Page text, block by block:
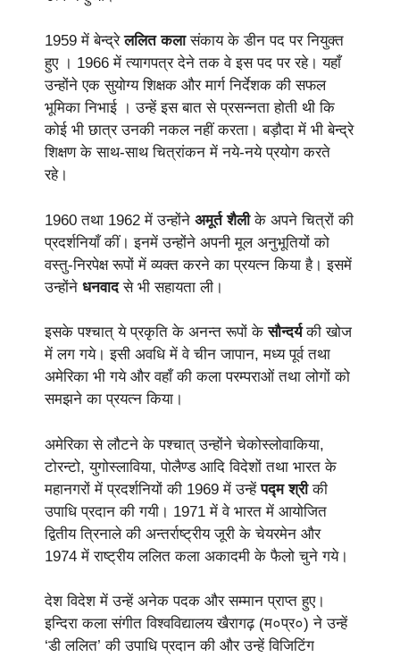
1959 में बेन्द्रेललित कलासंकाय के डीन पद पर नियुक्त
हुए । 1966 में त्यागपत्र देने तक वे इस पद पर रहे। यहाँ
उन्होंने एक सुयोग्य शिक्षक और मार्ग निर्देशक की सफल
भूमिका निभाई । उन्हें इस बात से प्रसन्नता होती थी कि
कोई भी छात्र उनकी नकल नहीं करता। बड़ौदा में भी बेन्द्रे
शिक्षण के साथ-साथ चित्रांकन में नये-नये प्रयोग करते
रहे।
1960 तथा 1962 में उन्होंने अमूर्त शैलीके अपने चित्रों की
प्रदर्शनियाँ कीं। इनमें उन्होंने अपनी मूल अनुभूतियों को
वस्तु-निरपेक्ष रूपों में व्यक्त करने का प्रयत्न किया है। इसमें
उन्होंने धनवादसे भी सहायता ली।
इसके पश्चात् ये प्रकृति के अनन्त रूपों केसौन्दर्यकी खोज
में लग गये। इसी अवधि में वे चीन जापान, मध्य पूर्व तथा
अमेरिका भी गये और वहाँ की कला परम्पराओं तथा लोगों को
समझने का प्रयत्न किया।
अमेरिका से लौटने के पश्चात् उन्होंने चेकोस्लोवाकिया,
टोरन्टो, युगोस्लाविया, पोलैण्ड आदि विदेशों तथा भारत के
महानगरों में प्रदर्शनियों की 1969 में उन्हेंपद्म श्रीकी
उपाधि प्रदान की गयी। 1971 में वे भारत में आयोजित
द्वितीय त्रिनाले की अन्तर्राष्ट्रीय जूरी के चेयरमेन और
1974 में राष्ट्रीय ललित कला अकादमी के फैलो चुने गये।
देश विदेश में उन्हें अनेक पदक और सम्मान प्राप्त हुए।
इन्दिरा कला संगीत विश्वविद्यालय खैरागढ़ (म०प्र०) ने उन्हें
‘डी ललित’ की उपाधि प्रदान की और उन्हें विजिटिंग